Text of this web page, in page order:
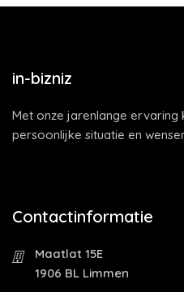
in-bizniz
Met onze jarenlange ervaring
persoonlijke situatie en
Contactinformatie
Maatlat 15E
1906 BL Limmen